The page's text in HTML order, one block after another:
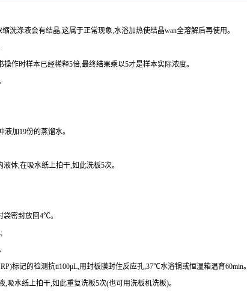
洗涤液会有结晶,这属于正常现象,水浴加热使结晶wan全溶解后再使用。
操作时样本已经稀释5倍,最终结果乘以5才是样本实际浓度。
液加 19份的蒸馏水。
液体,在吸水纸上拍干,如此洗板5次。
袋密封放回4℃。
;
)标记的检测抗ti100μL,用封板膜封住反应孔,37℃水浴锅或恒温箱温育60min。
,吸水纸上拍干,如此重复洗板5次(也可用洗板机洗板)。